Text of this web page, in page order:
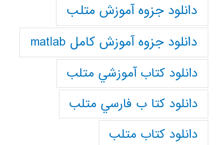
دانلود جزوه آموزش متلب
دانلود جزوه آموزش کامل matlab
دانلود كتاب آموزشي متلب
دانلود كتا ب فارسي متلب
دانلود كتاب متلب